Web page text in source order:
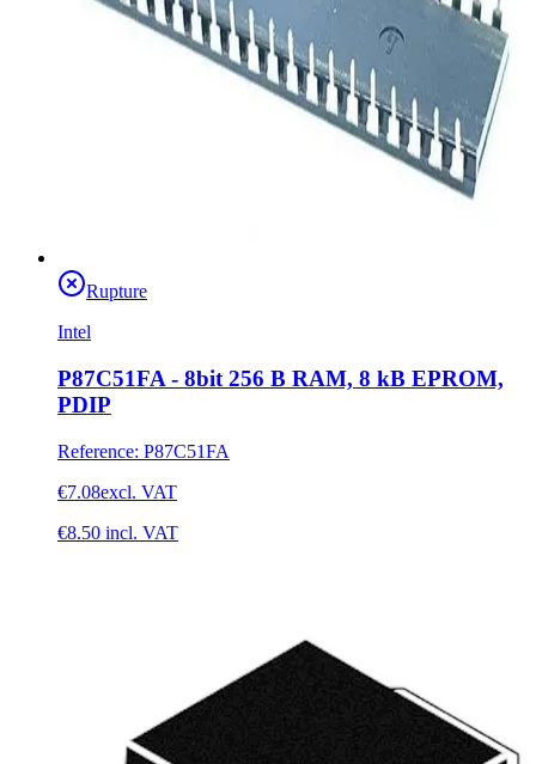
Rupture
Intel
P87C51FA - 8bit 256 B RAM, 8 kB EPROM,
PDIP
Reference: P87C51FA
€7.08excl. VAT
€8.50 incl. VAT